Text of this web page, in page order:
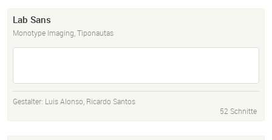
Lab Sans
Monotype Imaging, Tiponautas
Gestalter: Luis Alonso, Ricardo Santos
52 Schnitte